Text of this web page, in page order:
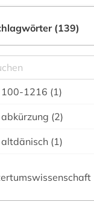
Allgemeine und
Sprach-
und
(14)
(4)
(139)
100-1216 (1)
abkürzung (2)
altdänisch (1)